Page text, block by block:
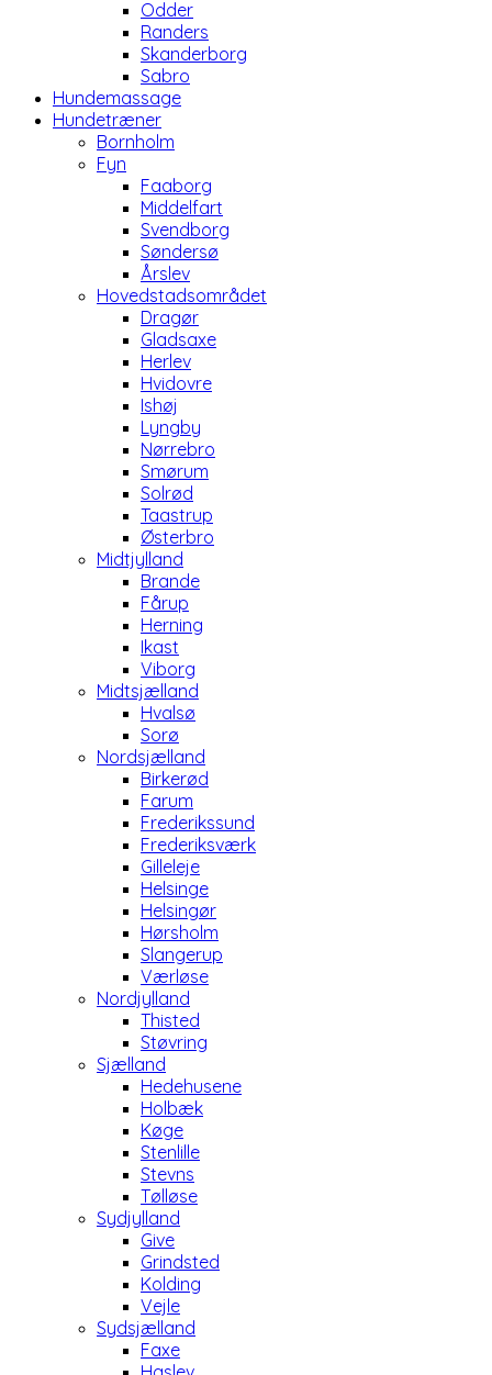
Odder
Randers
Skanderborg
Sabro
Hundemassage
Hundetræner
Bornholm
Fyn
Faaborg
Middelfart
Svendborg
Søndersø
Årslev
Hovedstadsområdet
Dragør
Gladsaxe
Herlev
Hvidovre
Ishøj
Lyngby
Nørrebro
Smørum
Solrød
Taastrup
Østerbro
Midtjylland
Brande
Fårup
Herning
Ikast
Viborg
Midtsjælland
Hvalsø
Sorø
Nordsjælland
Birkerød
Farum
Frederikssund
Frederiksværk
Gilleleje
Helsinge
Helsingør
Hørsholm
Slangerup
Værløse
Nordjylland
Thisted
Støvring
Sjælland
Hedehusene
Holbæk
Køge
Stenlille
Stevns
Tølløse
Sydjylland
Give
Grindsted
Kolding
Vejle
Sydsjælland
Faxe